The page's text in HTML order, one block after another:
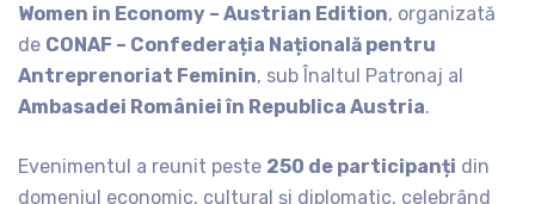
Women in Economy – Austrian Edition, organizată
de CONAF – Confederația Națională pentru
Antreprenoriat Feminin, sub Înaltul Patronaj al
Ambasadei României în Republica Austria.
Evenimentul a reunit peste 250 de participanți din
domeniul economic, cultural și diplomatic, celebrând